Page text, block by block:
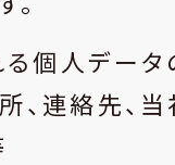
個人データ
、連絡先、